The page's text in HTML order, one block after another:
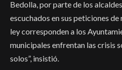
Bedolla, por parte de los
escuchados en sus peticiones
ley corresponden a los
municipales enfrentan las crisis
solos”, insistió.